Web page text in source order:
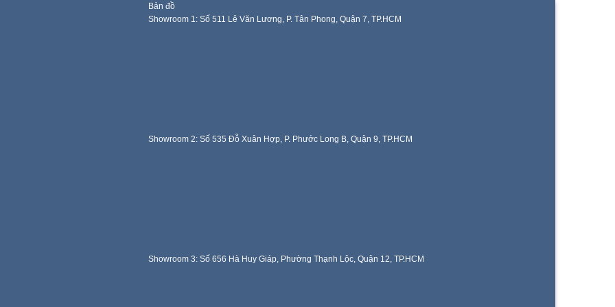
Bản đồ
Showroom 1: Số 511 Lê Văn Lương, P. Tân Phong, Quận 7, TP.HCM
Showroom 2: Số 535 Đỗ Xuân Hợp, P. Phước Long B, Quận 9, TP.HCM
Showroom 3: Số 656 Hà Huy Giáp, Phường Thạnh Lộc, Quận 12, TP.HCM